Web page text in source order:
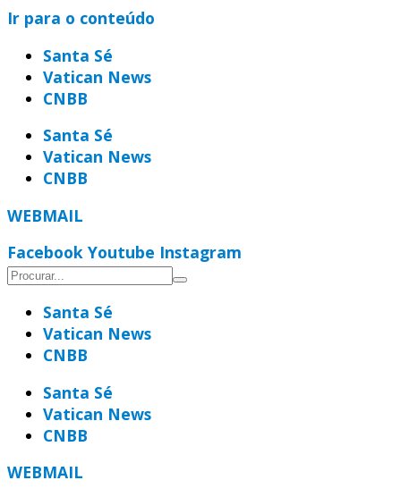
Ir para o conteúdo
Santa Sé
Vatican News
CNBB
Santa Sé
Vatican News
CNBB
WEBMAIL
Facebook Youtube Instagram
Santa Sé
Vatican News
CNBB
Santa Sé
Vatican News
CNBB
WEBMAIL